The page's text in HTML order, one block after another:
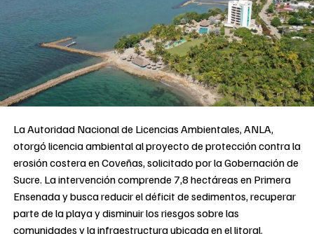
La Autoridad Nacional de Licencias Ambientales, ANLA,
otorgó licencia ambiental al proyecto de protección contra la
erosión costera en Coveñas, solicitado por la Gobernación de
Sucre. La intervención comprende 7,8 hectáreas en Primera
Ensenada y busca reducir el déficit de sedimentos, recuperar
parte de la playa y disminuir los riesgos sobre las
comunidades y la infraestructura ubicada en el litoral.